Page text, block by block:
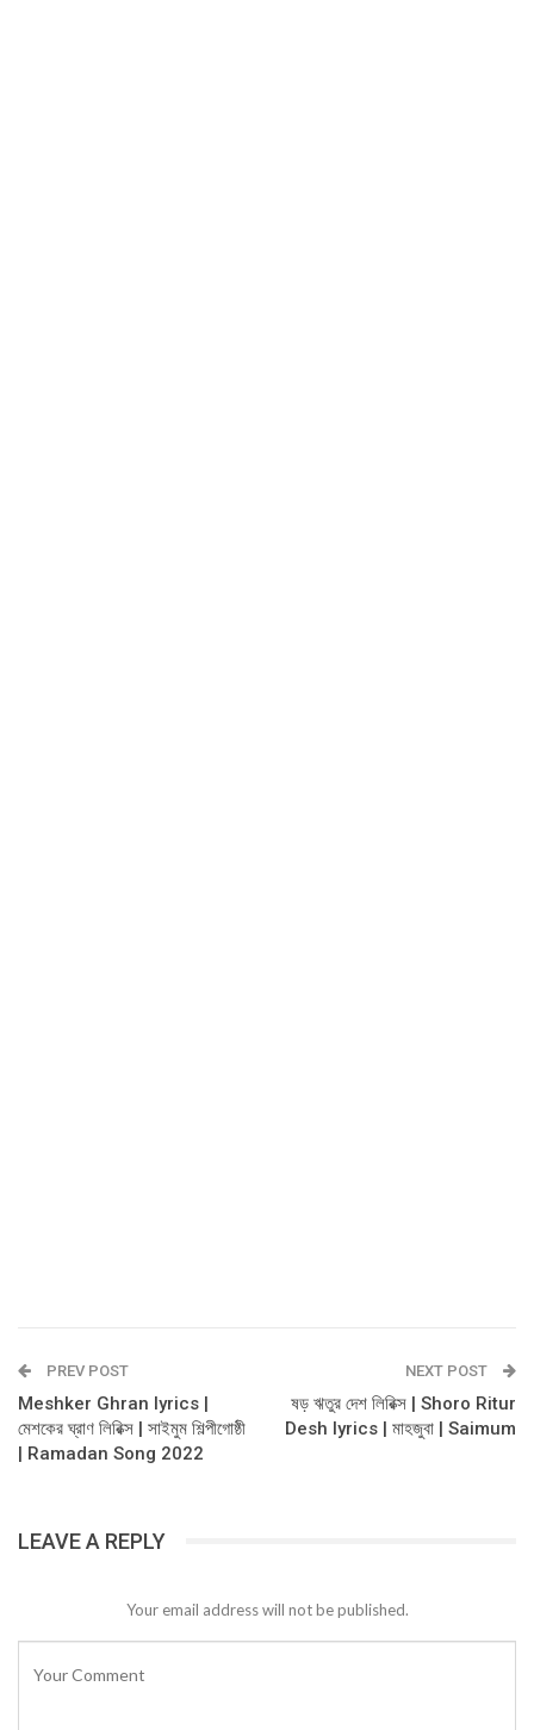
PREV POST
Meshker Ghran lyrics |
মেশকের ঘ্রাণ লিরিক্স | সাইমুম শিল্পীগোষ্ঠী
| Ramadan Song 2022
NEXT POST
ষড় ঋতুর দেশ লিরিক্স | Shoro Ritur
Desh lyrics | মাহজুবা | Saimum
LEAVE A REPLY
Your email address will not be published.